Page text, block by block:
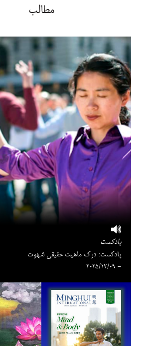
مطالب
پادکست
پادکست: درک ماهیت حقیقی شهوت
- 2025/12/09